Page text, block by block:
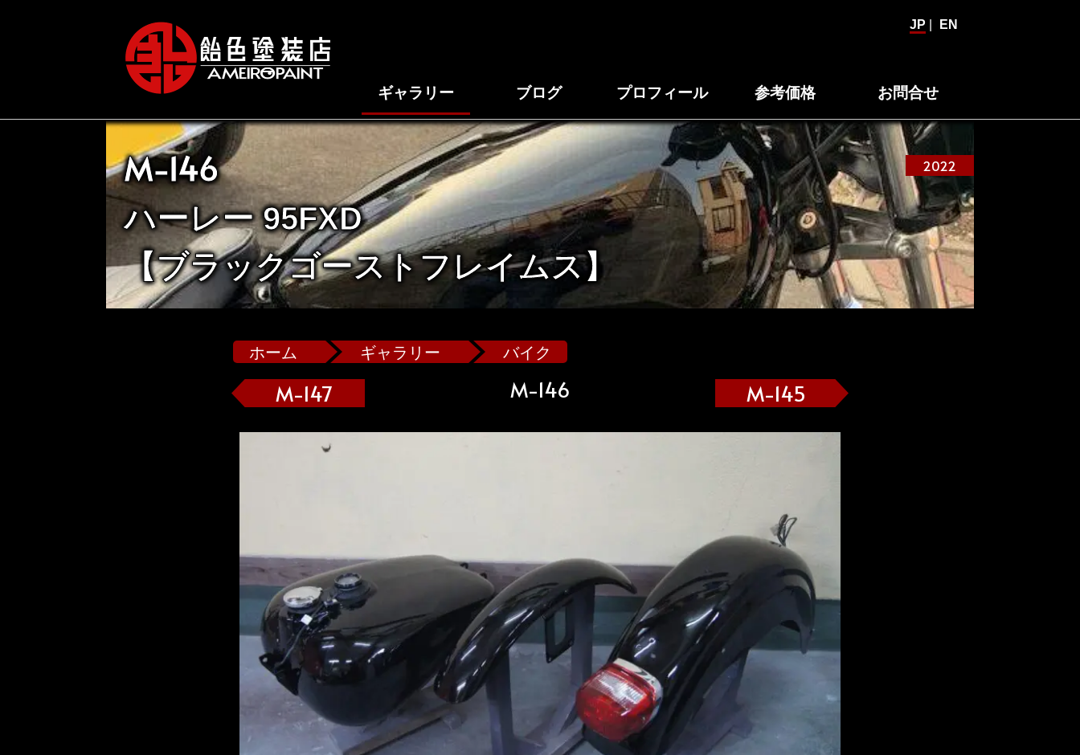
JP EN
ギャラリー ブログ プロフィール 参考価格 お問合せ
M-146
ハーレー 95FXD
【ブラックゴーストフレイムス】
2022
ホーム ギャラリー バイク
M-147 M-146 M-145